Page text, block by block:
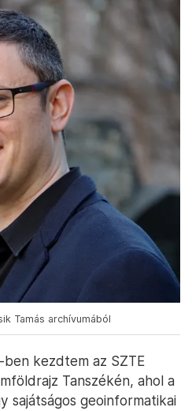
Tamás archívumából
kezdtem az SZTE
Tanszékén, ahol a
sajátságos geoinformatikai